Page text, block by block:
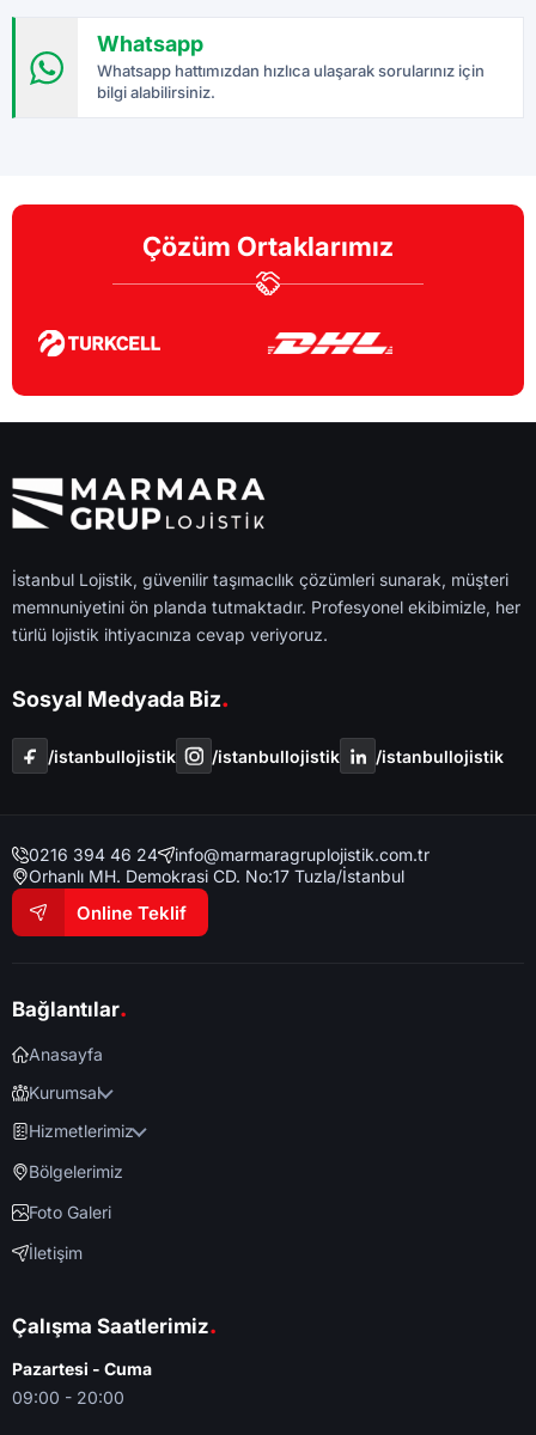
Whatsapp
Whatsapp hattımızdan hızlıca ulaşarak sorularınız için
bilgi alabilirsiniz.
Çözüm Ortaklarımız
İstanbul Lojistik, güvenilir taşımacılık çözümleri sunarak, müşteri
memnuniyetini ön planda tutmaktadır. Profesyonel ekibimizle, her
türlü lojistik ihtiyacınıza cevap veriyoruz.
Sosyal Medyada Biz.
/i̇stanbullojistik /i̇stanbullojistik /i̇stanbullojistik
0216 394 46 24
info@marmaragruplojistik.com.tr
Orhanlı MH. Demokrasi CD. No:17 Tuzla/İstanbul
Online Teklif
Bağlantılar.
Anasayfa
Kurumsal
Hizmetlerimiz
Bölgelerimiz
Foto Galeri
İletişim
Çalışma Saatlerimiz.
Pazartesi - Cuma
09:00 - 20:00